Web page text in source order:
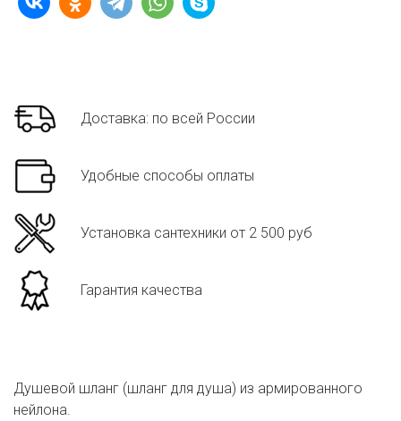
Доставка: по всей России
Удобные способы оплаты
Установка сантехники от 2 500 руб
Гарантия качества
Душевой шланг (шланг для душа) из армированного
нейлона.